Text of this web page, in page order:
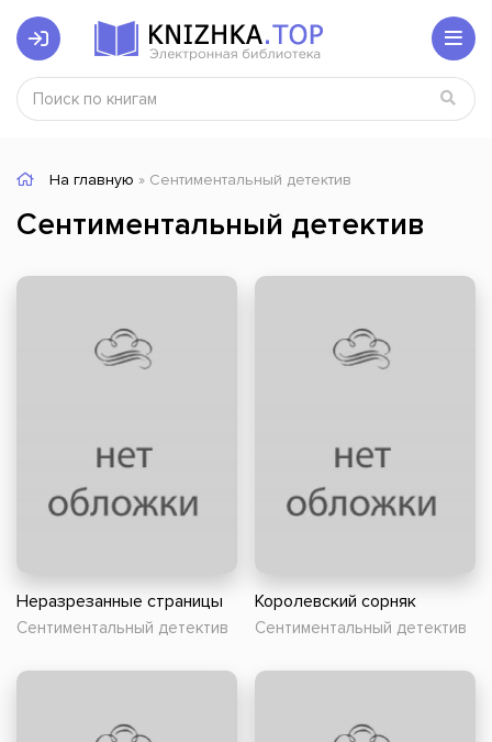
На главную » Сентиментальный детектив
Сентиментальный детектив
Неразрезанные страницы
Сентиментальный детектив
Королевский сорняк
Сентиментальный детектив